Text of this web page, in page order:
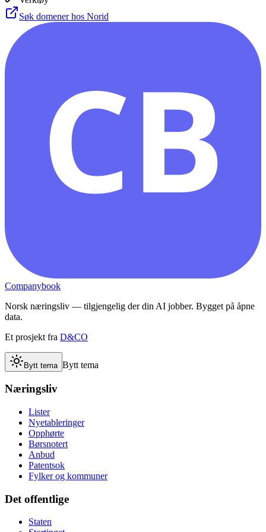
Søk domener hos Norid
CB
Companybook
Norsk næringsliv — tilgjengelig der din AI jobber. Bygget på åpne
data.
Et prosjekt fra D&CO
Bytt tema Bytt tema
Næringsliv
Lister
Nyetableringer
Opphørte
Børsnotert
Anbud
Patentsok
Fylker og kommuner
Det offentlige
Staten